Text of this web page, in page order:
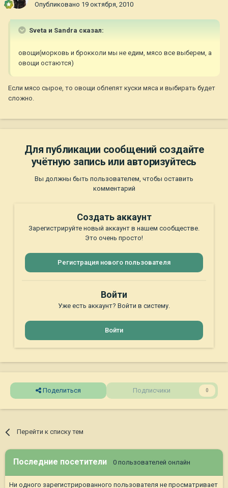
Опубликовано 19 октября, 2010
Sveta и Sandra сказал:
овощи(морковь и брокколи мы не едим, мясо все выберем, а
овощи остаются)
Если мясо сырое, то овощи облепят куски мяса и выбирать будет
сложно.
Для публикации сообщений создайте
учётную запись или авторизуйтесь
Вы должны быть пользователем, чтобы оставить
комментарий
Создать аккаунт
Зарегистрируйте новый аккаунт в нашем сообществе.
Это очень просто!
Регистрация нового пользователя
Войти
Уже есть аккаунт? Войти в систему.
Войти
Поделиться Подписчики 0
Перейти к списку тем
Последние посетители 0 пользователей онлайн
Ни одного зарегистрированного пользователя не просматривает